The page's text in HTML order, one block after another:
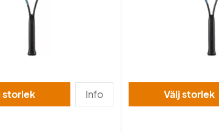
Välj storlek Info Välj storlek